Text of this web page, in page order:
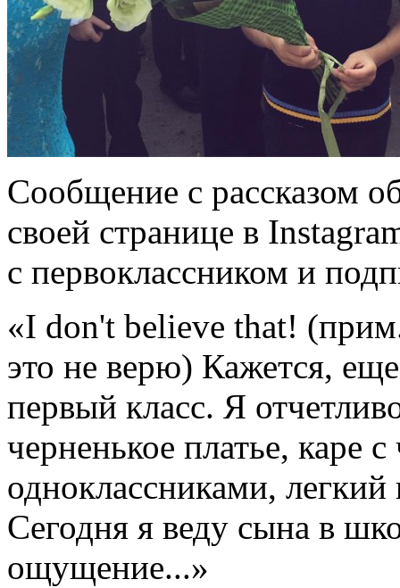
Сообщение с рассказом
своей странице в
с первоклассником и
«I don't believe that!
это не верю) Кажется,
первый класс. Я
черненькое платье, каре
одноклассниками,
Сегодня я веду сына в
ощущение...»